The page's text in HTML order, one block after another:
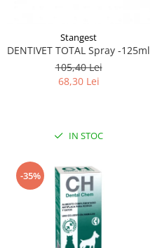
Stangest
DENTIVET TOTAL Spray -125ml
105,40 Lei
68,30 Lei
IN STOC
-35%